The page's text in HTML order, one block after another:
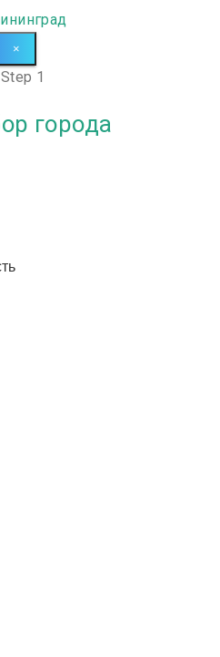
×
Step 1
города